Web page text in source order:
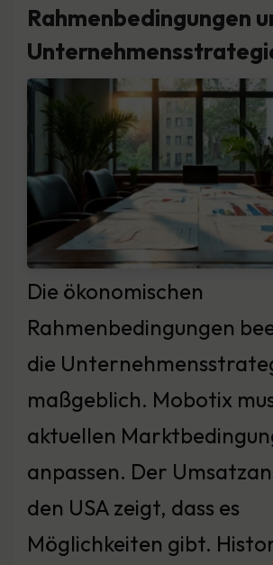
Rahmenbedingungen
Die ökonomischen
Rahmenbedingungen
die
maßgeblich. Mobotix
aktuellen
anpassen. Der
den USA zeigt, dass es
Möglichkeiten gibt.